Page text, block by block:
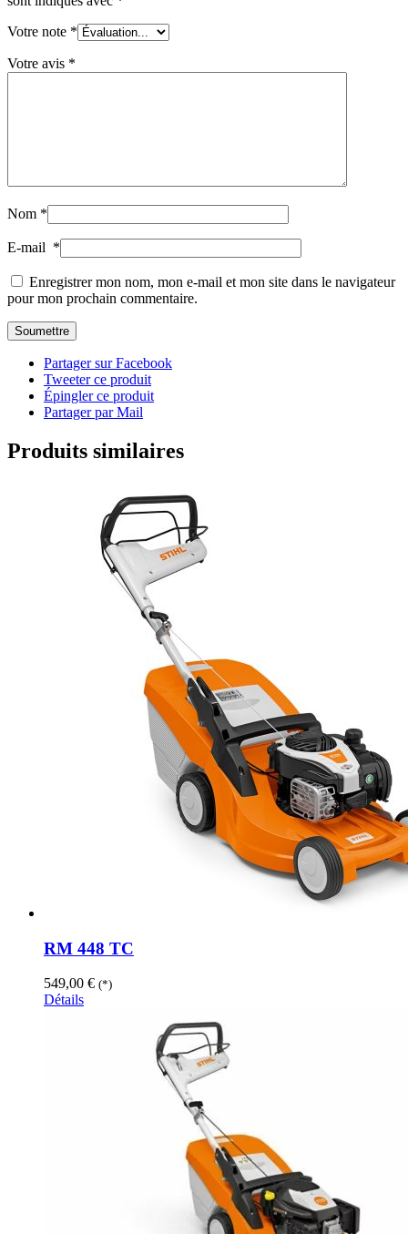
Votre note *
Votre avis *
Nom *
E-mail *
Enregistrer mon nom, mon e-mail et mon site dans le navigateur
pour mon prochain commentaire.
Partager sur Facebook
Tweeter ce produit
Épingler ce produit
Partager par Mail
Produits similaires
RM 448 TC
549,00 € (*)
Détails